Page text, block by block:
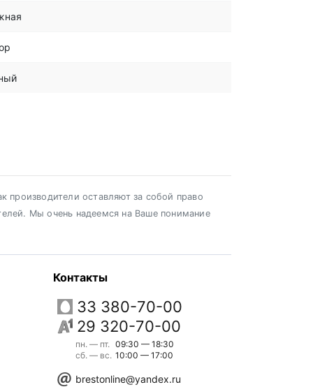
производители оставляют за собой право
Мы очень надеемся на Ваше понимание
Контакты
33 380-70-00
29 320-70-00
пн. — пт.
сб. — вс.
09:30 — 18:30
10:00 — 17:00
brestonline@yandex.ru